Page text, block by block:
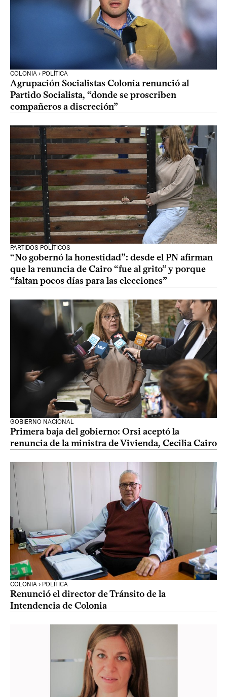
COLONIA › POLÍTICA
Agrupación Socialistas Colonia renunció al
Partido Socialista, “donde se proscriben
compañeros a discreción”
PARTIDOS POLÍTICOS
“No gobernó la honestidad”: desde el PN afirman
que la renuncia de Cairo “fue al grito” y porque
“faltan pocos días para las elecciones”
GOBIERNO NACIONAL
Primera baja del gobierno: Orsi aceptó la
renuncia de la ministra de Vivienda, Cecilia Cairo
COLONIA › POLÍTICA
Renunció el director de Tránsito de la
Intendencia de Colonia